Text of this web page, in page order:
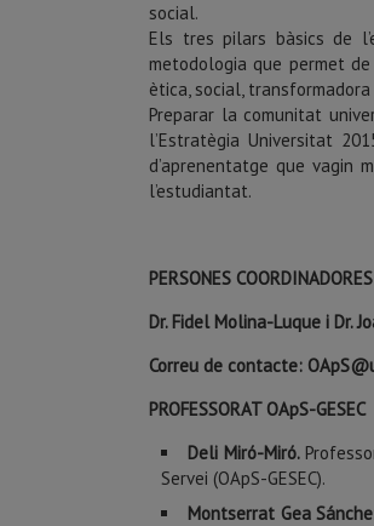
social.
Els tres pilars bàsics de
metodologia que permet
ètica, social,
Preparar la comunitat
l’Estratègia Universitat
d’aprenentatge que
l’estudiantat.
PERSONES
Dr. Fidel Molina-Luque i Dr.
Correu de contacte:
PROFESSORAT OApS-GESEC
Deli Miró-Miró.
Servei (OApS-GESEC).
Montserrat Gea